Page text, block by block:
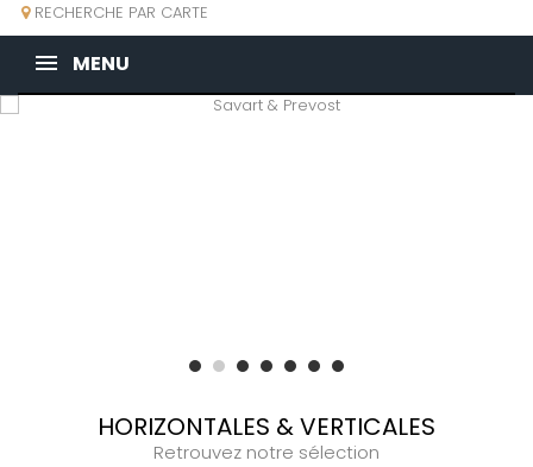
RECHERCHE PAR CARTE
MENU
HORIZONTALES & VERTICALES
Retrouvez notre sélection